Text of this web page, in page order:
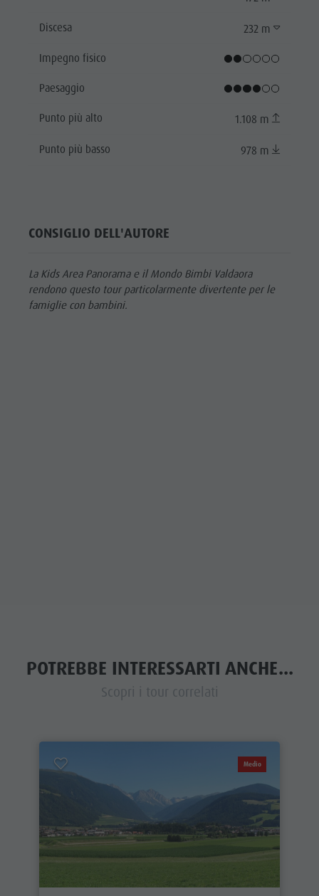
Discesa 232 m
Impegno fisico
Paesaggio
Punto più alto 1.108 m
Punto più basso 978 m
CONSIGLIO DELL'AUTORE
La Kids Area Panorama e il Mondo Bimbi Valdaora
rendono questo tour particolarmente divertente per le
famiglie con bambini.
POTREBBE INTERESSARTI ANCHE...
Scopri i tour correlati
Medio